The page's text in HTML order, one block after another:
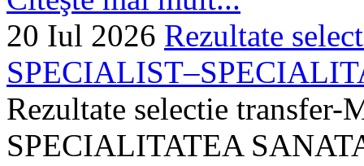
20 Iul 2026 Rezultate
Rezultate selectie
SPECIALITATEA